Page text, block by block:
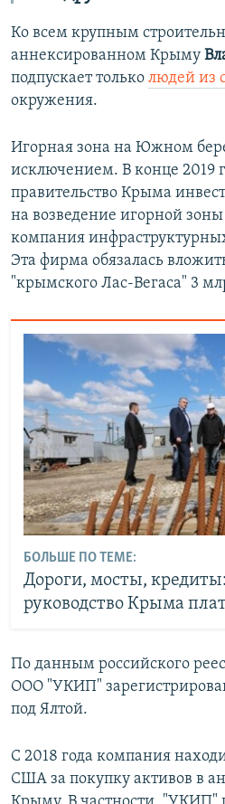
Ко всем крупным
аннексированном Крыму
подпускает только людей из
окружения.
Игорная зона на Южном
исключением. В конце 2019
правительство Крыма
на возведение игорной
компания
Эта фирма обязалась
"крымского Лас-Вегаса" 3
БОЛЬШЕ ПО ТЕМЕ:
Дороги, мосты, кредиты:
руководство Крыма
По данным российского
ООО "УКИП"
под Ялтой.
С 2018 года компания
США за покупку активов в